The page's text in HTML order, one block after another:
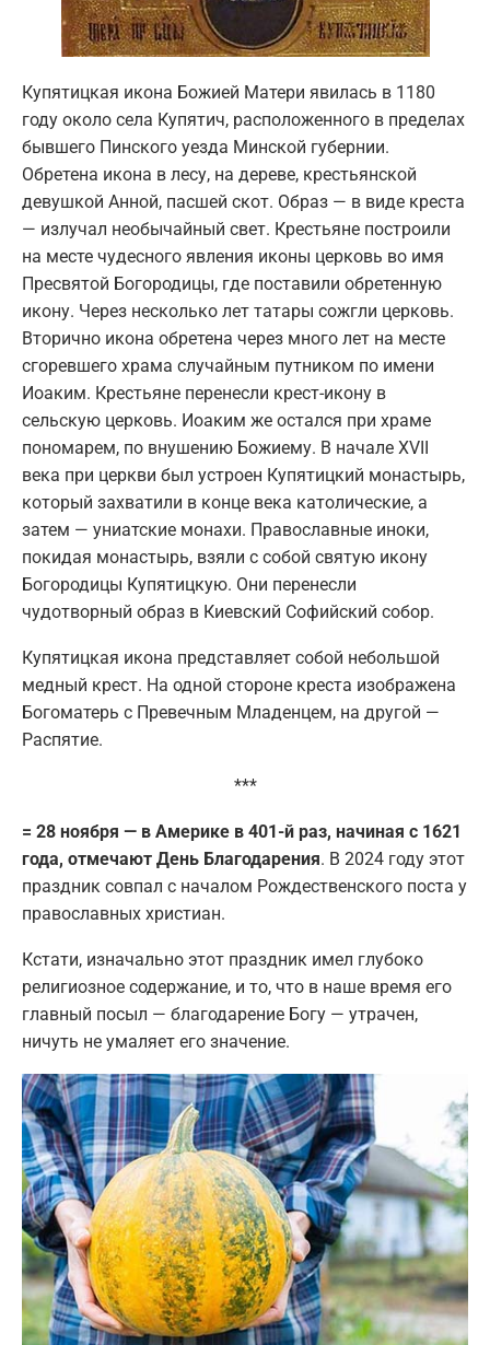
Купятицкая икона Божией Матери явилась в 1180
году около села Купятич, расположенного в пределах
бывшего Пинского уезда Минской губернии.
Обретена икона в лесу, на дереве, крестьянской
девушкой Анной, пасшей скот. Образ — в виде креста
— излучал необычайный свет. Крестьяне построили
на месте чудесного явления иконы церковь во имя
Пресвятой Богородицы, где поставили обретенную
икону. Через несколько лет татары сожгли церковь.
Вторично икона обретена через много лет на месте
сгоревшего храма случайным путником по имени
Иоаким. Крестьяне перенесли крест-икону в
сельскую церковь. Иоаким же остался при храме
пономарем, по внушению Божиему. В начале XVII
века при церкви был устроен Купятицкий монастырь,
который захватили в конце века католические, а
затем — униатские монахи. Православные иноки,
покидая монастырь, взяли с собой святую икону
Богородицы Купятицкую. Они перенесли
чудотворный образ в Киевский Софийский собор.
Купятицкая икона представляет собой небольшой
медный крест. На одной стороне креста изображена
Богоматерь с Превечным Младенцем, на другой —
Распятие.
***
= 28 ноября — в Америке в 401-й раз, начиная с 1621
года, отмечают День Благодарения. В 2024 году этот
праздник совпал с началом Рождественского поста у
православных христиан.
Кстати, изначально этот праздник имел глубоко
религиозное содержание, и то, что в наше время его
главный посыл — благодарение Богу — утрачен,
ничуть не умаляет его значение.